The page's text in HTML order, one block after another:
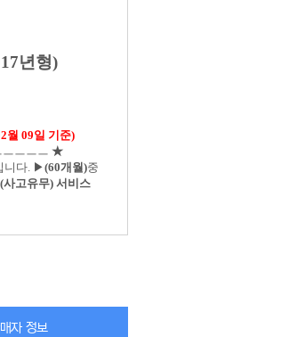
년형)
월 09일 기준)
ㅡㅡㅡ ★
니다. ▶(60개월)중
고유무) 서비스
자 정보